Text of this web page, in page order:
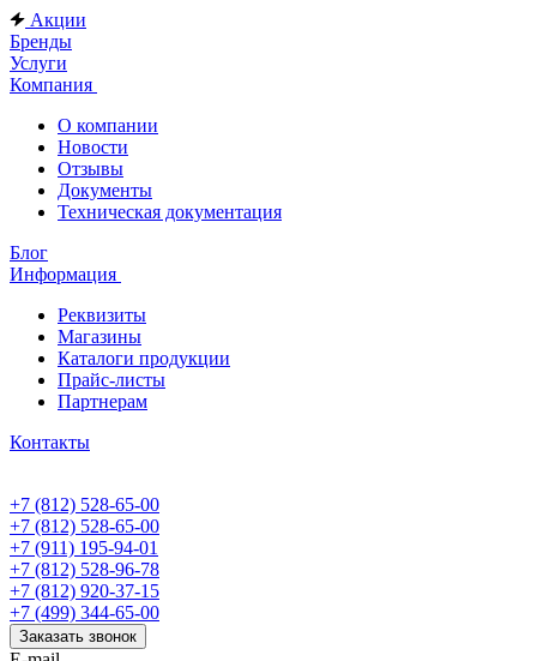
Акции
Бренды
Услуги
Компания
О компании
Новости
Отзывы
Документы
Техническая документация
Блог
Информация
Реквизиты
Магазины
Каталоги продукции
Прайс-листы
Партнерам
Контакты
+7 (812) 528-65-00
+7 (812) 528-65-00
+7 (911) 195-94-01
+7 (812) 528-96-78
+7 (812) 920-37-15
+7 (499) 344-65-00
Заказать звонок